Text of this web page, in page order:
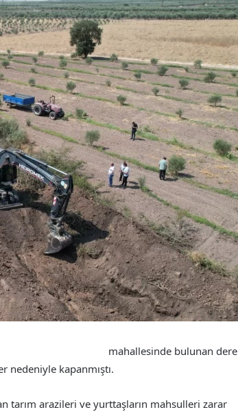
mahallesinde bulunan dere
nedeniyle kapanmıştı.
tarım arazileri ve yurttaşların mahsulleri zarar